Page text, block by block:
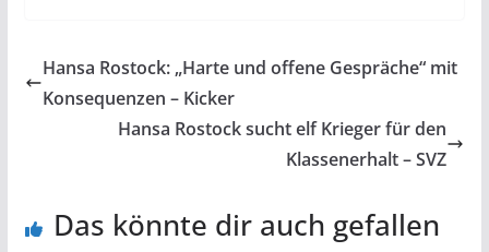
Hansa Rostock: „Harte und offene Gespräche“ mit
Konsequenzen – Kicker
Hansa Rostock sucht elf Krieger für den
Klassenerhalt – SVZ
Das könnte dir auch gefallen